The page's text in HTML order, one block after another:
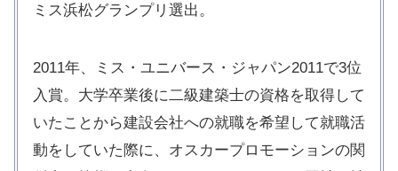
ミス浜松グランプリ選出。
2011年、ミス・ユニバース・ジャパン2011で3位
入賞。大学卒業後に二級建築士の資格を取得して
いたことから建設会社への就職を希望して就職活
動をしていた際に、オスカープロモーションの関